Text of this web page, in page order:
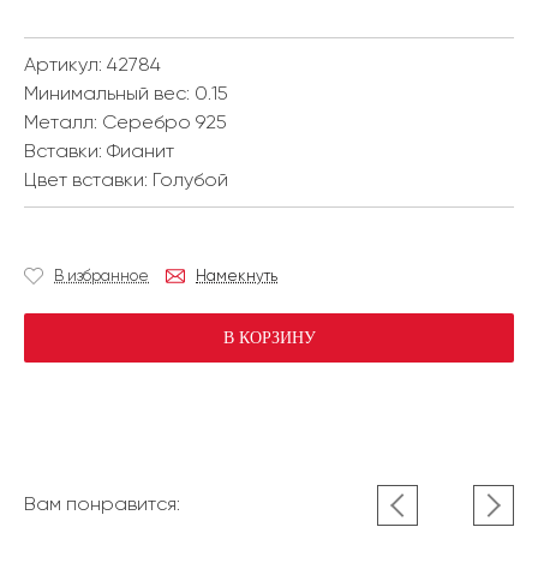
Артикул: 42784
Минимальный вес: 0.15
Металл: Серебро 925
Вставки: Фианит
Цвет вставки: Голубой
В избранное Намекнуть
В КОРЗИНУ
Вам понравится: